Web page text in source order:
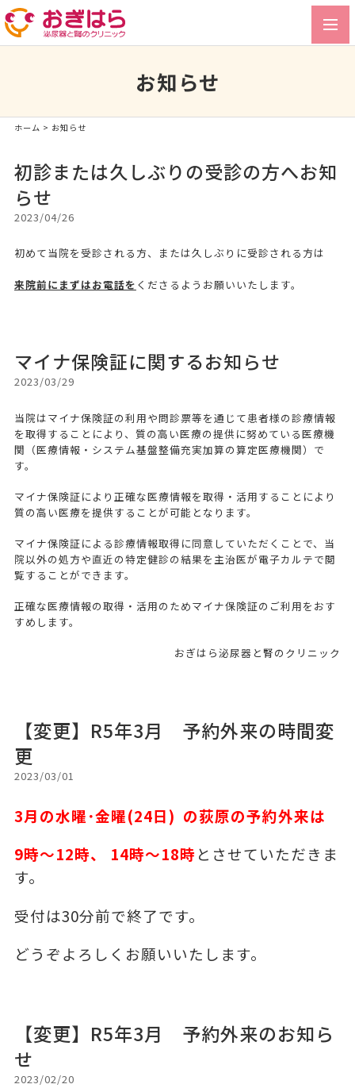
お知らせ
ホーム > お知らせ
初診または久しぶりの受診の方へお知
らせ
2023/04/26
初めて当院を受診される方、または久しぶりに受診される方は
来院前にまずはお電話を くださるようお願いいたします。
マイナ保険証に関するお知らせ
2023/03/29
当院はマイナ保険証の利用や問診票等を通じて患者様の診療情報
を取得することにより、質の高い医療の提供に努めている医療機
関（医療情報・システム基盤整備充実加算の算定医療機関）で
す。
マイナ保険証により正確な医療情報を取得・活用することにより
質の高い医療を提供することが可能となります。
マイナ保険証による診療情報取得に同意していただくことで、当
院以外の処方や直近の特定健診の結果を主治医が電子カルテで閲
覧することができます。
正確な医療情報の取得・活用のためマイナ保険証のご利用をおす
すめします。
おぎはら泌尿器と腎のクリニック
【変更】R5年3月 予約外来の時間変
更
2023/03/01
3月の水曜･金曜(24日) の荻原の予約外来は
9時～12時、 14時～18時 とさせていただきま
す。
受付は30分前で終了です。
どうぞよろしくお願いいたします。
【変更】R5年3月 予約外来のお知ら
せ
2023/02/20